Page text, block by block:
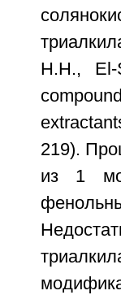
H.H.,
219).
из 1